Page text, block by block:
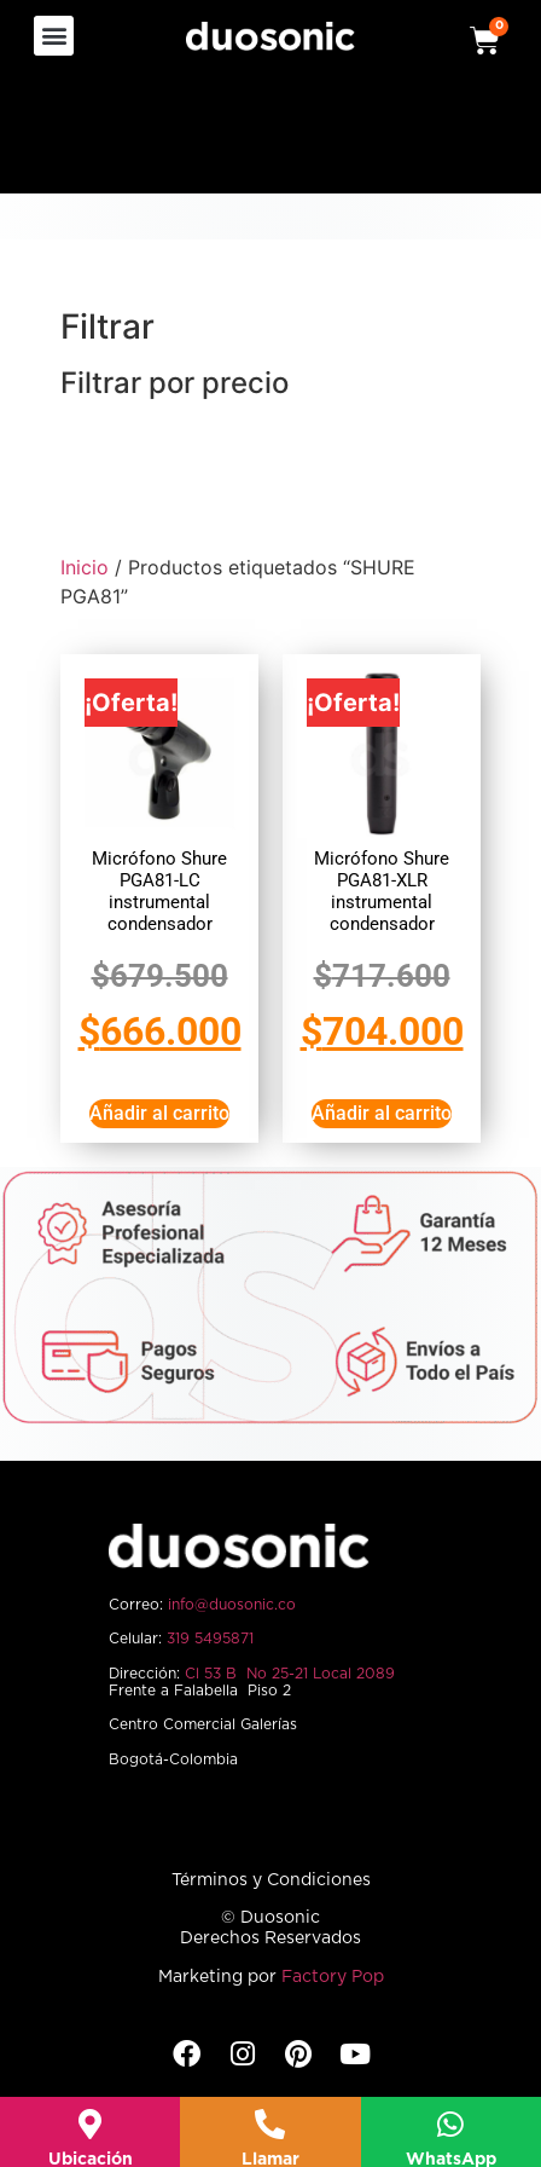
0
Filtrar
Filtrar por precio
Inicio / Productos etiquetados “SHURE
PGA81”
¡Oferta!
Micrófono Shure
PGA81-LC
instrumental
condensador
$679.500
$666.000
Añadir al carrito
¡Oferta!
Micrófono Shure
PGA81-XLR
instrumental
condensador
$717.600
$704.000
Añadir al carrito
Correo: info@duosonic.co
Celular: 319 5495871
Dirección: Cl 53 B No 25-21 Local 2089
Frente a Falabella Piso 2
Centro Comercial Galerías
Bogotá-Colombia
Términos y Condiciones
© Duosonic
Derechos Reservados
Marketing por Factory Pop
Ubicación Llamar WhatsApp